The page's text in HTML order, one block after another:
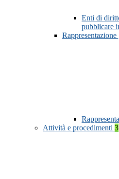
Enti di
pubblicare
Rappresentazione
Attività e procedimenti 3